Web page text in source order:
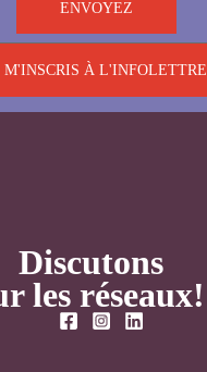
M'INSCRIS À L'INFOLETTRE
Discutons
les réseaux!